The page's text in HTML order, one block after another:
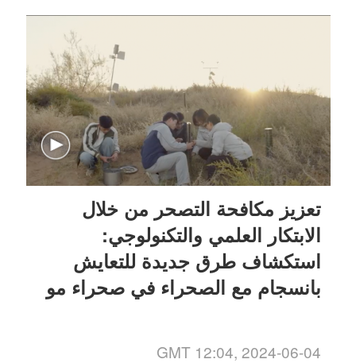
تعزيز مكافحة التصحر من خلال
الابتكار العلمي والتكنولوجي:
استكشاف طرق جديدة للتعايش
بانسجام مع الصحراء في صحراء مو
GMT 12:04, 2024-06-04